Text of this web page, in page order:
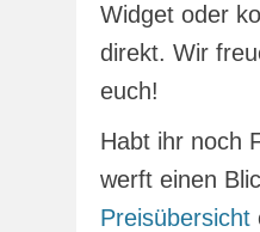
Widget oder
direkt. Wir
euch!
Habt ihr noch
werft einen
Preisübersicht